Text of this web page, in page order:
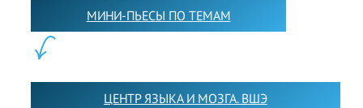
МИНИ-ПЬЕСЫ ПО ТЕМАМ
ЦЕНТР ЯЗЫКА И МОЗГА. ВШЭ